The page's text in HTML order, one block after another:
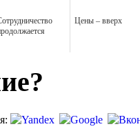
Цены – вверх